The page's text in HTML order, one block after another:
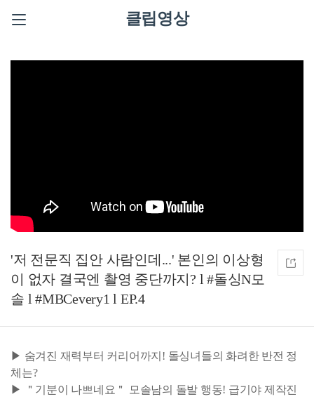
클립영상
'저 전문직 집안 사람인데...' 본인의 이상형
이 없자 결국엔 촬영 중단까지? l #돌싱N모
솔 l #MBCevery1 l EP.4
▶ 숨겨진 재력부터 커리어까지! 돌싱녀들의 화려한 반전 정
체는?
▶ ＂기분이 나쁘네요＂ 모솔남의 돌발 행동! 급기야 제작진